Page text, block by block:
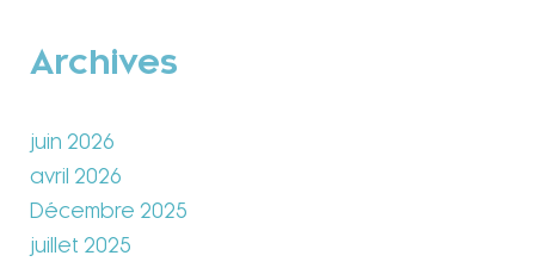
Archives
juin 2026
avril 2026
Décembre 2025
juillet 2025